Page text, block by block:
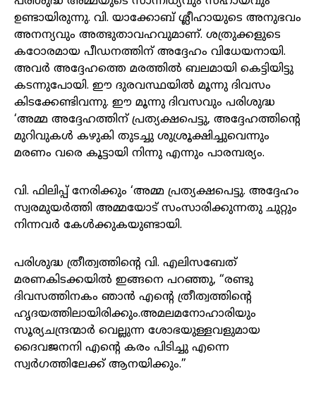
ഉണ്ടായിരുന്നു. വി. യാക്കോബ് ശ്ലീഹായുടെ അനുഭവം
അനന്യവും അത്ഭുതാവഹവുമാണ്. ശത്രുക്കളുടെ
കഠോരമായ പീഡനത്തിന് അദ്ദേഹം വിധേയനായി.
അവർ അദ്ദേഹത്തെ മരത്തിൽ ബലമായി കെട്ടിയിട്ടു
കടന്നുപോയി. ഈ ദുരവസ്ഥയിൽ മൂന്നു ദിവസം
കിടക്കേണ്ടിവന്നു. ഈ മൂന്നു ദിവസവും പരിശുദ്ധ
‘അമ്മ അദ്ദേഹത്തിന് പ്രത്യക്ഷപെട്ടു, അദ്ദേഹത്തിന്റെ
മുറിവുകൾ കഴുകി തുടച്ചു ശുശ്രൂക്ഷിച്ചുവെന്നും
മരണം വരെ കൂട്ടായി നിന്നു എന്നും പാരമ്പര്യം.
വി. ഫിലിപ്പ് നേരിക്കും ‘അമ്മ പ്രത്യക്ഷപെട്ടു. അദ്ദേഹം
സ്വരമുയർത്തി അമ്മയോട് സംസാരിക്കുന്നതു ചുറ്റും
നിന്നവർ കേൾക്കുകയുണ്ടായി.
പരിശുദ്ധ ത്രീത്വത്തിന്റെ വി. എലിസബേത്
മരണകിടക്കയിൽ ഇങ്ങനെ പറഞ്ഞു, “രണ്ടു
ദിവസത്തിനകം ഞാൻ എന്റെ ത്രീത്വത്തിന്റെ
ഹൃദയത്തിലായിരിക്കും.അമലമനോഹാരിയും
സൂര്യചന്ദ്രന്മാർ വെല്ലുന്ന ശോഭയുള്ളവളുമായ
ദൈവജനനി എന്റെ കരം പിടിച്ചു എന്നെ
സ്വർഗത്തിലേക്ക് ആനയിക്കും.”